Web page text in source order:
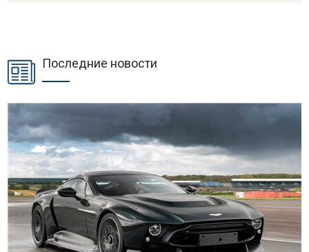
Последние новости